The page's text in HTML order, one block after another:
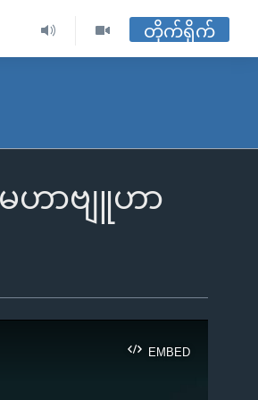
တိုက်ရိုက်
မဟာဗျူဟာ
EMBED